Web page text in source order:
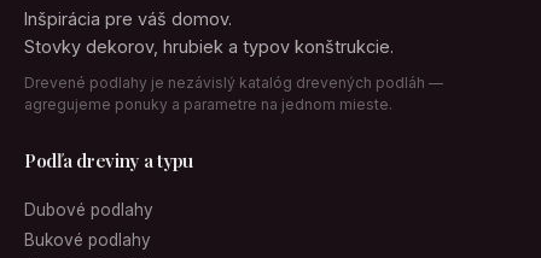
Inšpirácia pre váš domov.
Stovky dekorov, hrubiek a typov konštrukcie.
Drevené podlahy je nezávislý katalóg drevených podláh —
agregujeme ponuky a parametre na jednom mieste.
Podľa dreviny a typu
Dubové podlahy
Bukové podlahy